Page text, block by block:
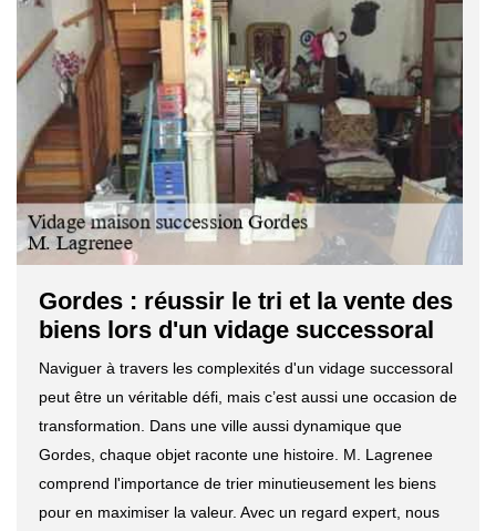
Gordes : réussir le tri et la vente des
biens lors d'un vidage successoral
Naviguer à travers les complexités d'un vidage successoral
peut être un véritable défi, mais c’est aussi une occasion de
transformation. Dans une ville aussi dynamique que
Gordes, chaque objet raconte une histoire. M. Lagrenee
comprend l'importance de trier minutieusement les biens
pour en maximiser la valeur. Avec un regard expert, nous